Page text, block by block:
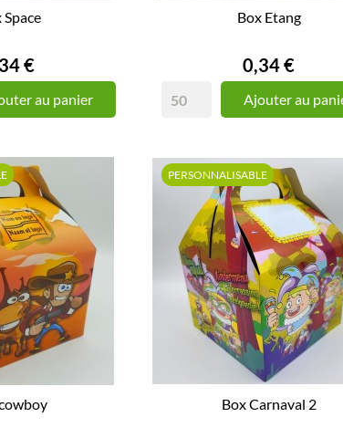
Space
€
au panier
Box Etang
Prix
0,34 €
Ajouter au
Box Carnaval 2
PERSONNALISABLE